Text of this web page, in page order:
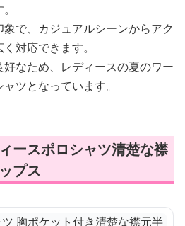
で、カジュアルシーンからアク
対応できます。
なため、レディースの夏のワー
ツとなっています。
ースポロシャツ清楚な襟
プス